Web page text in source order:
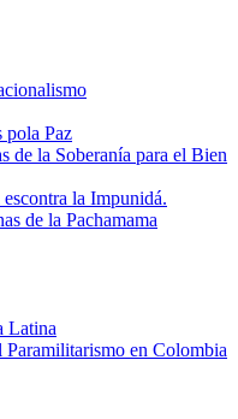
pola Paz
de la Soberanía para el Bien
la Impunidá.
de la Pachamama
Latina
en Colombia